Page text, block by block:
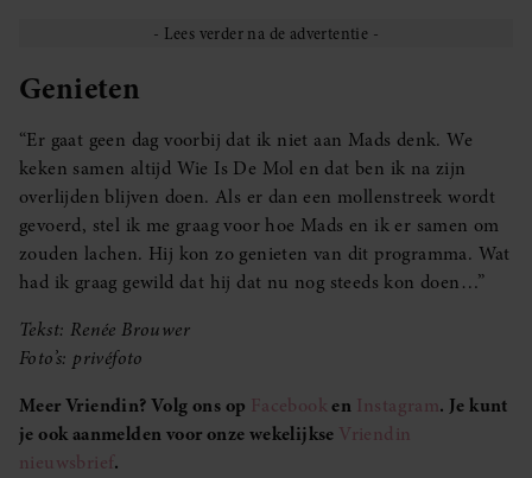
Genieten
“Er gaat geen dag voorbij dat ik niet aan Mads denk. We
keken samen altijd Wie Is De Mol en dat ben ik na zijn
overlijden blijven doen. Als er dan een mollenstreek wordt
gevoerd, stel ik me graag voor hoe Mads en ik er samen om
zouden lachen. Hij kon zo genieten van dit programma. Wat
had ik graag gewild dat hij dat nu nog steeds kon doen…”
Tekst: Renée Brouwer
Foto’s: privéfoto
Meer Vriendin? Volg ons op Facebooken Instagram. Je kunt
je ook aanmelden voor onze wekelijkse Vriendin
nieuwsbrief.